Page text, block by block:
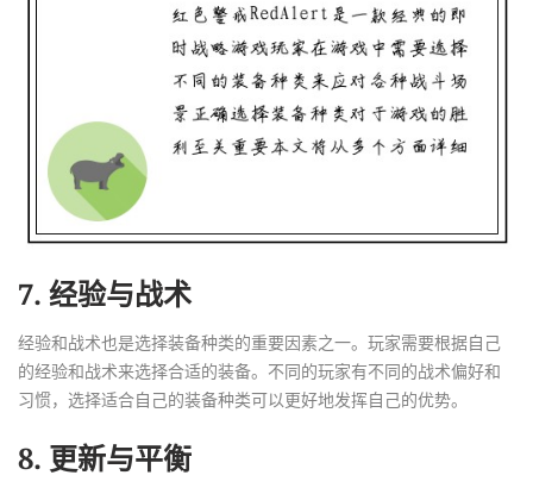
7. 经验与战术
经验和战术也是选择装备种类的重要因素之一。玩家需要根据自己
的经验和战术来选择合适的装备。不同的玩家有不同的战术偏好和
习惯，选择适合自己的装备种类可以更好地发挥自己的优势。
8. 更新与平衡